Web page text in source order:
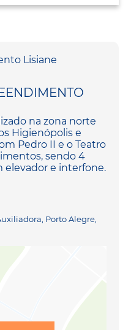
na zona norte
Higienópolis e
Pedro II e o Teatro
sendo 4
elevador e interfone.
Porto Alegre,